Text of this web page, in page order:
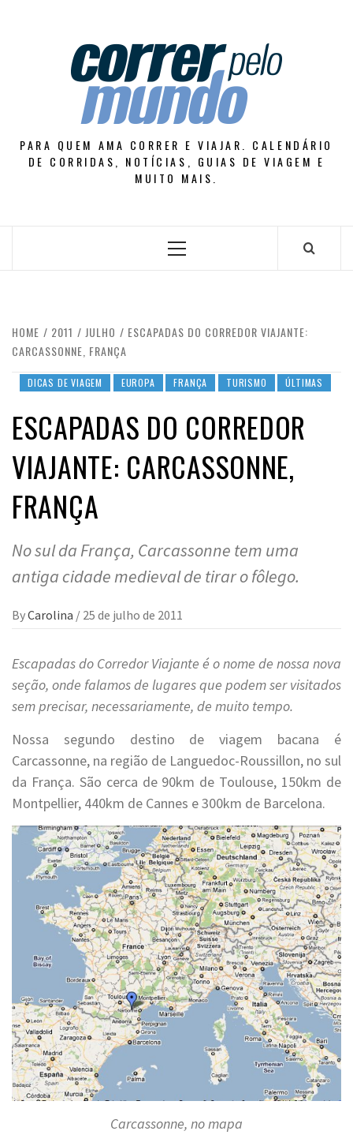
PARA QUEM AMA CORRER E VIAJAR. CALENDÁRIO
DE CORRIDAS, NOTÍCIAS, GUIAS DE VIAGEM E
MUITO MAIS.
Primary
HOME 2011 JULHO
ESCAPADAS DO CORREDOR VIAJANTE:
CARCASSONNE, FRANÇA
DICAS DE VIAGEM EUROPA FRANÇA TURISMO ÚLTIMAS
ESCAPADAS DO CORREDOR
VIAJANTE: CARCASSONNE,
FRANÇA
No sul da França, Carcassonne tem uma
antiga cidade medieval de tirar o fôlego.
ByCarolina / 25 de julho de 2011
Escapadas do Corredor Viajante é o nome de nossa nova
seção, onde falamos de lugares que podem ser visitados
sem precisar, necessariamente, de muito tempo.
Nossa segundo destino de viagem bacana é
Carcassonne, na região de Languedoc-Roussillon, no sul
da França. São cerca de 90km de Toulouse, 150km de
Montpellier, 440km de Cannes e 300km de Barcelona.
Carcassonne, no mapa